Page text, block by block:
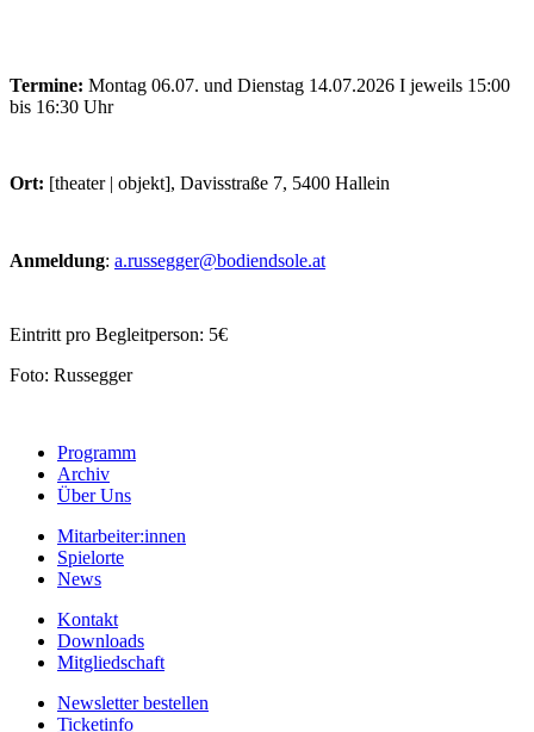
Termine: Montag 06.07. und Dienstag 14.07.2026 I jeweils 15:00
bis 16:30 Uhr
Ort: [theater | objekt], Davisstraße 7, 5400 Hallein
Anmeldung: a.russegger@bodiendsole.at
Eintritt pro Begleitperson: 5€
Foto: Russegger
Programm
Archiv
Über Uns
Mitarbeiter:innen
Spielorte
News
Kontakt
Downloads
Mitgliedschaft
Newsletter bestellen
Ticketinfo